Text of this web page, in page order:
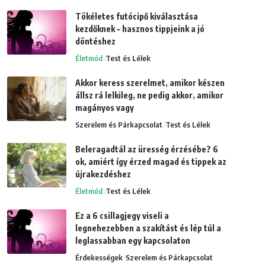
Tökéletes futócipő kiválasztása
kezdőknek – hasznos tippjeink a jó
döntéshez
Életmód Test és Lélek
Akkor keress szerelmet, amikor készen
állsz rá lelkileg, ne pedig akkor, amikor
magányos vagy
Szerelem és Párkapcsolat Test és Lélek
Beleragadtál az üresség érzésébe? 6
ok, amiért így érzed magad és tippek az
újrakezdéshez
Életmód Test és Lélek
Ez a 6 csillagjegy viseli a
legnehezebben a szakítást és lép túl a
leglassabban egy kapcsolaton
Érdekességek Szerelem és Párkapcsolat